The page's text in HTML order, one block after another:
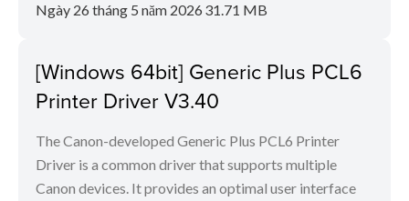
Ngày 26 tháng 5 năm 2026 31.71 MB
[Windows 64bit] Generic Plus PCL6
Printer Driver V3.40
The Canon-developed Generic Plus PCL6 Printer
Driver is a common driver that supports multiple
Canon devices. It provides an optimal user interface